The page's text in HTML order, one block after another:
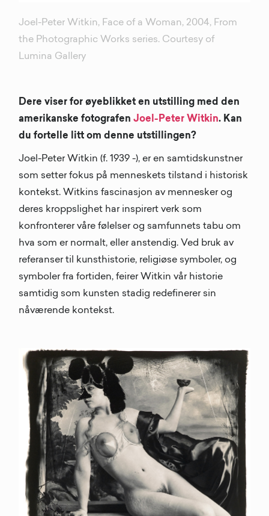
Joel-Peter Witkin, Face of a Woman, 2004, From
the Photographic Works series. Courtesy of
Lumina Gallery
Dere viser for øyeblikket en utstilling med den
amerikanske fotografenJoel-Peter Witkin. Kan
du fortelle litt om denne utstillingen?
Joel-Peter Witkin (f. 1939 -), er en samtidskunstner
som setter fokus på menneskets tilstand i historisk
kontekst. Witkins fascinasjon av mennesker og
deres kroppslighet har inspirert verk som
konfronterer våre følelser og samfunnets tabu om
hva som er normalt, eller anstendig. Ved bruk av
referanser til kunsthistorie, religiøse symboler, og
symboler fra fortiden, feirer Witkin vår historie
samtidig som kunsten stadig redefinerer sin
nåværende kontekst.